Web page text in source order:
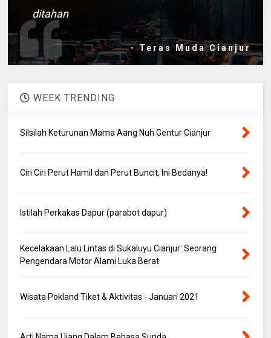
ditahan
- Teras Muda Cianjur
WEEK TRENDING
Silsilah Keturunan Mama Aang Nuh Gentur Cianjur
Ciri Ciri Perut Hamil dan Perut Buncit, Ini Bedanya!
Istilah Perkakas Dapur (parabot dapur)
Kecelakaan Lalu Lintas di Sukaluyu Cianjur: Seorang
Pengendara Motor Alami Luka Berat
Wisata Pokland Tiket & Aktivitas - Januari 2021